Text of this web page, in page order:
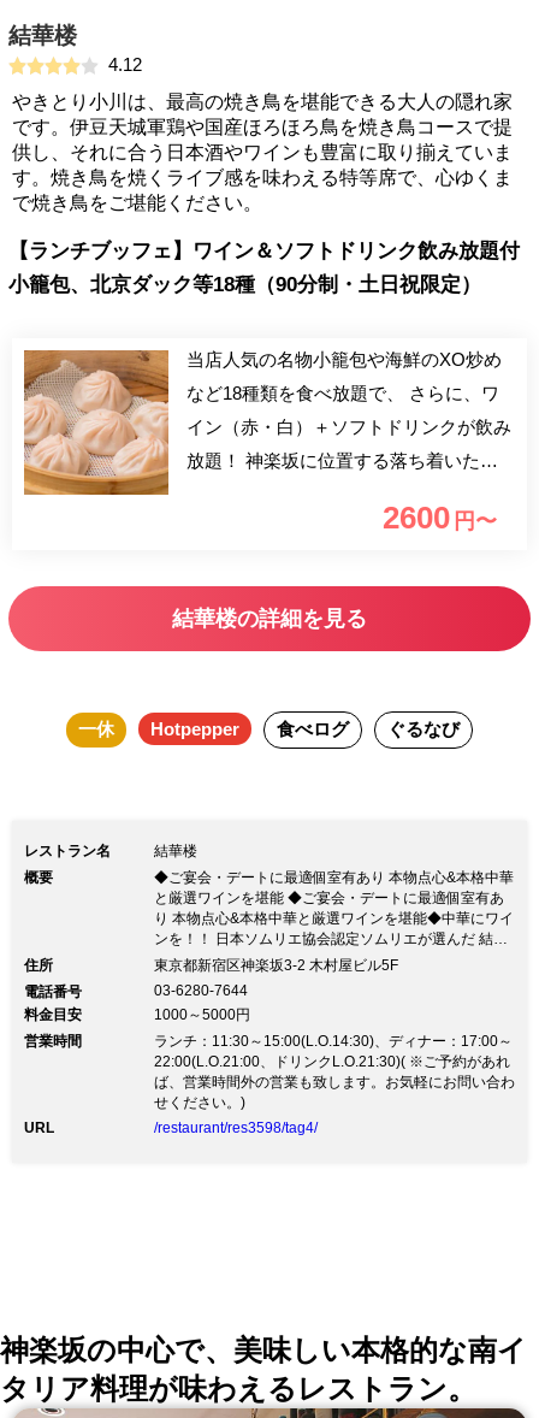
結華楼
4.12
やきとり小川は、最高の焼き鳥を堪能できる大人の隠れ家
です。伊豆天城軍鶏や国産ほろほろ鳥を焼き鳥コースで提
供し、それに合う日本酒やワインも豊富に取り揃えていま
す。焼き鳥を焼くライブ感を味わえる特等席で、心ゆくま
で焼き鳥をご堪能ください。
【ランチブッフェ】ワイン＆ソフトドリンク飲み放題付
小籠包、北京ダック等18種（90分制・土日祝限定）
当店人気の名物小籠包や海鮮のXO炒め
など18種類を食べ放題で、 さらに、ワ
イン（赤・白）＋ソフトドリンクが飲み
放題！ 神楽坂に位置する落ち着いた雰
とランチをお楽しみ下さい。
2600 円〜
結華楼の詳細を見る
一休 Hotpepper 食べログ ぐるなび
レストラン名
結華楼
概要
◆ご宴会・デートに最適個室有あり 本物点心&本格中華
と厳選ワインを堪能 ◆ご宴会・デートに最適個室有あ
り 本物点心&本格中華と厳選ワインを堪能◆中華にワイ
ンを！！ 日本ソムリエ協会認定ソムリエが選んだ 結華
楼の料理に合ったワインをご堪能下さい ◆研ぎ澄まさ
に響く中華料理 神楽坂の桜をイメージした『神楽坂小
籠包』 ◆コース料理 リーズナブル コース 3,980円 スタ
ンダードコース 5,000円 シェフおすすめコース 8,000円
プレミアムコース 10,000円 お誕生日コース 10,000円
結華楼特選コース 20,000円 ※要予約
住所
東京都新宿区神楽坂3-2 木村屋ビル5F
電話番号
03-6280-7644
料金目安
1000～5000円
営業時間
ランチ：11:30～15:00(L.O.14:30)、ディナー：17:00～
22:00(L.O.21:00、ドリンクL.O.21:30)( ※ご予約があれ
ば、営業時間外の営業も致します。お気軽にお問い合わ
せください。)
URL
/restaurant/res3598/tag4/
神楽坂の中心で、美味しい本格的な南イ
タリア料理が味わえるレストラン。